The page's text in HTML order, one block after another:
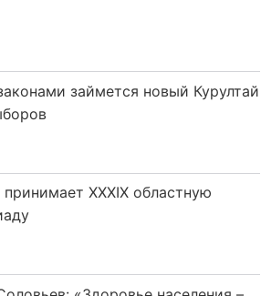
займется новый Курултай
XXXIX областную